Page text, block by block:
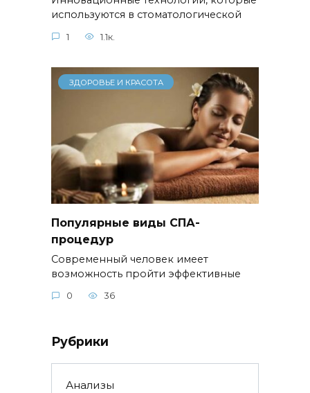
используются в стоматологической
1 1.1к.
ЗДОРОВЬЕ И КРАСОТА
Популярные виды СПА-
процедур
Современный человек имеет
возможность пройти эффективные
0 36
Рубрики
Анализы